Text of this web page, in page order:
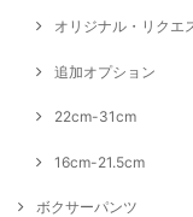
オリジナル・リクエ
追加オプション
22cm-31cm
16cm-21.5cm
ボクサーパンツ